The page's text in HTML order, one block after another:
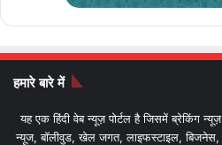
हमारे बारे में
यह एक हिंदी वेब न्यूज़ पोर्टल है जिसमें ब्रेकिंग
न्यूज, बॉलीवुड, खेल जगत, लाइफस्टाइल, बिजनेस,